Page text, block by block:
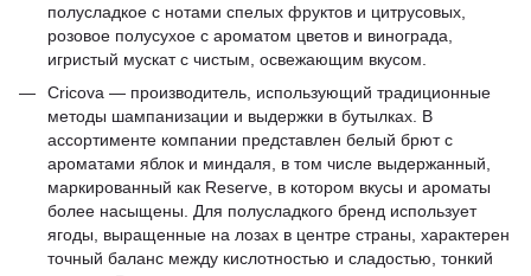
полусладкое с нотами спелых фруктов и цитрусовых,
розовое полусухое с ароматом цветов и винограда,
игристый мускат с чистым, освежающим вкусом.
Cricova — производитель, использующий традиционные
методы шампанизации и выдержки в бутылках. В
ассортименте компании представлен белый брют с
ароматами яблок и миндаля, в том числе выдержанный,
маркированный как Reserve, в котором вкусы и ароматы
более насыщены. Для полусладкого бренд использует
ягоды, выращенные на лозах в центре страны, характерен
точный баланс между кислотностью и сладостью, тонкий